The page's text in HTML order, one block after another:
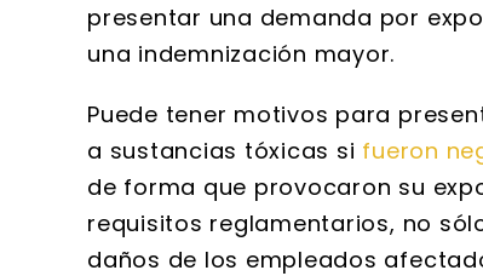
presentar una demanda por
una indemnización mayor.
Puede tener motivos para
a sustancias tóxicas si fueron
de forma que provocaron su
requisitos reglamentarios, no
daños de los empleados